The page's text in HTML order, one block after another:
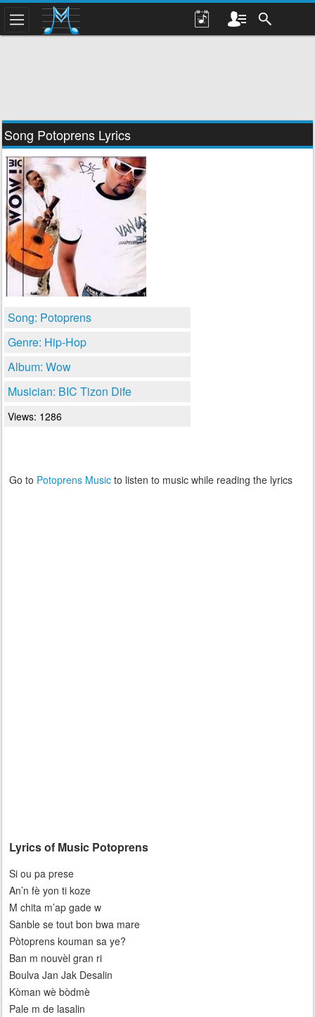
Song Potoprens Lyrics
Song: Potoprens
Genre: Hip-Hop
Album: Wow
Musician: BIC Tizon Dife
Views: 1286
Go to Potoprens Music to listen to music while reading the lyrics
Lyrics of Music Potoprens
Si ou pa prese
An’n fè yon ti koze
M chita m’ap gade w
Sanble se tout bon bwa mare
Pòtoprens kouman sa ye?
Ban m nouvèl gran ri
Boulva Jan Jak Desalin
Kòman wè bòdmè
Pale m de lasalin